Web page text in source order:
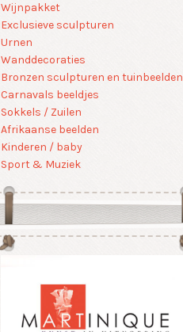
Wijnpakket
Exclusieve sculpturen
Urnen
Wanddecoraties
Bronzen sculpturen en tuinbeelden
Carnavals beeldjes
Sokkels / Zuilen
Afrikaanse beelden
Kinderen / baby
Sport & Muziek